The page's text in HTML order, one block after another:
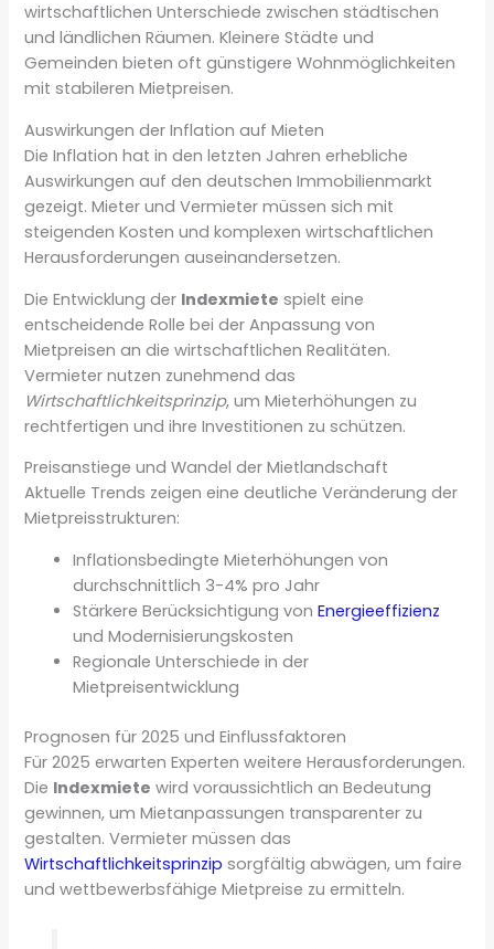
wirtschaftlichen Unterschiede zwischen städtischen
und ländlichen Räumen. Kleinere Städte und
Gemeinden bieten oft günstigere Wohnmöglichkeiten
mit stabileren Mietpreisen.
Auswirkungen der Inflation auf Mieten
Die Inflation hat in den letzten Jahren erhebliche
Auswirkungen auf den deutschen Immobilienmarkt
gezeigt. Mieter und Vermieter müssen sich mit
steigenden Kosten und komplexen wirtschaftlichen
Herausforderungen auseinandersetzen.
Die Entwicklung der Indexmiete spielt eine
entscheidende Rolle bei der Anpassung von
Mietpreisen an die wirtschaftlichen Realitäten.
Vermieter nutzen zunehmend das
Wirtschaftlichkeitsprinzip, um Mieterhöhungen zu
rechtfertigen und ihre Investitionen zu schützen.
Preisanstiege und Wandel der Mietlandschaft
Aktuelle Trends zeigen eine deutliche Veränderung der
Mietpreisstrukturen:
Inflationsbedingte Mieterhöhungen von
durchschnittlich 3-4% pro Jahr
Stärkere Berücksichtigung vonEnergieeffizienz
und Modernisierungskosten
Regionale Unterschiede in der
Mietpreisentwicklung
Prognosen für 2025 und Einflussfaktoren
Für 2025 erwarten Experten weitere Herausforderungen.
Die Indexmiete wird voraussichtlich an Bedeutung
gewinnen, um Mietanpassungen transparenter zu
gestalten. Vermieter müssen das
Wirtschaftlichkeitsprinzip sorgfältig abwägen, um faire
und wettbewerbsfähige Mietpreise zu ermitteln.